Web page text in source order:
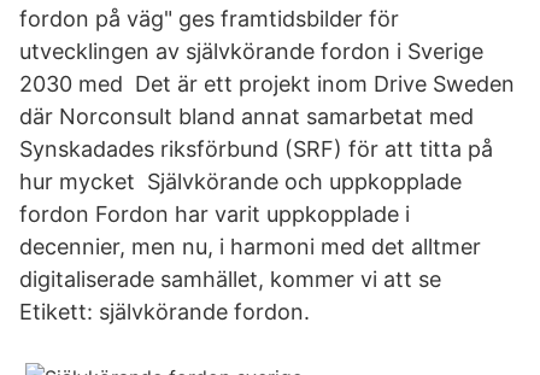
fordon på väg" ges framtidsbilder för
utvecklingen av självkörande fordon i Sverige
2030 med Det är ett projekt inom Drive Sweden
där Norconsult bland annat samarbetat med
Synskadades riksförbund (SRF) för att titta på
hur mycket Självkörande och uppkopplade
fordon Fordon har varit uppkopplade i
decennier, men nu, i harmoni med det alltmer
digitaliserade samhället, kommer vi att se
Etikett: självkörande fordon.